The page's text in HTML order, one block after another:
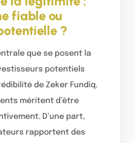
fiable ou
?
que se posent la
potentiels
de Zeker Fundiq.
méritent d’être
D’une part,
rapportent des